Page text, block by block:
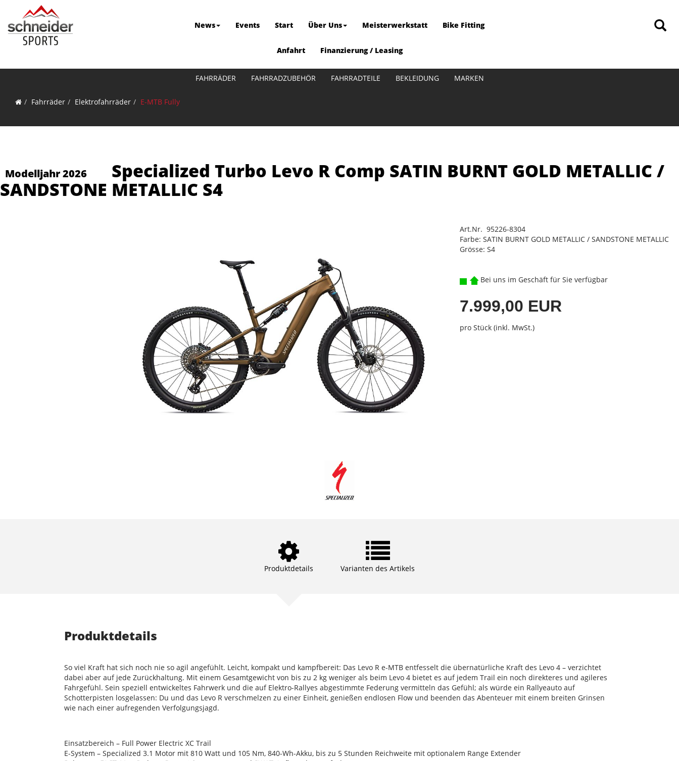
News Events Start Über Uns Meisterwerkstatt Bike Fitting
Anfahrt Finanzierung / Leasing
FAHRRÄDER FAHRRADZUBEHÖR FAHRRADTEILE BEKLEIDUNG MARKEN
Fahrräder Elektrofahrräder E-MTB Fully
Modelljahr 2026
Specialized Turbo Levo R Comp SATIN BURNT GOLD METALLIC /
SANDSTONE METALLIC S4
Art.Nr. 95226-8304
Farbe: SATIN BURNT GOLD METALLIC / SANDSTONE METALLIC
Grösse: S4
Bei uns im Geschäft für Sie verfügbar
7.999,00 EUR
pro Stück (inkl. MwSt.)
Produktdetails Varianten des Artikels
Produktdetails
So viel Kraft hat sich noch nie so agil angefühlt. Leicht, kompakt und kampfbereit: Das Levo R e-MTB entfesselt die übernatürliche Kraft des Levo 4 – verzichtet
dabei aber auf jede Zurückhaltung. Mit einem Gesamtgewicht von bis zu 2 kg weniger als beim Levo 4 bietet es auf jedem Trail ein noch direkteres und agileres
Fahrgefühl. Sein speziell entwickeltes Fahrwerk und die auf Elektro-Rallyes abgestimmte Federung vermitteln das Gefühl; als würde ein Rallyeauto auf
Schotterpisten losgelassen: Du und das Levo R verschmelzen zu einer Einheit, genießen endlosen Flow und beenden das Abenteuer mit einem breiten Grinsen
wie nach einer aufregenden Verfolgungsjagd.
Einsatzbereich – Full Power Electric XC Trail
E-System – Specialized 3.1 Motor mit 810 Watt und 105 Nm, 840-Wh-Akku, bis zu 5 Stunden Reichweite mit optionalem Range Extender